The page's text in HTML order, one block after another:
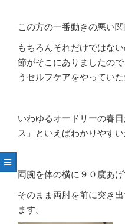
この方の一番動きの悪い
もちろんそれだけではな
節がそこにありましたの
うセルフケアをやってい
いわゆるオードリーの春
ス」といえばわかりやすい
両腕を体の横に９０度あげ
そのまま両肘を前に突き
ます。